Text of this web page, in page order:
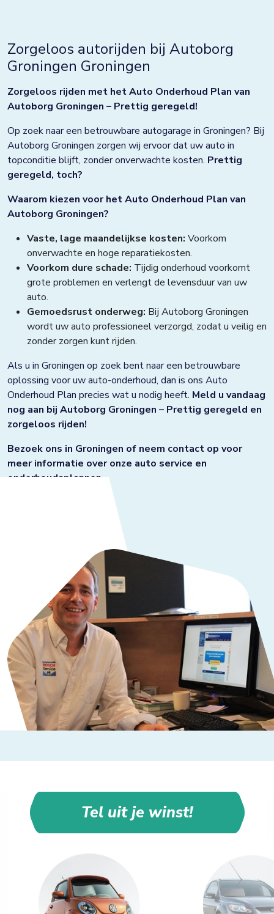
Zorgeloos autorijden bij Autoborg
Groningen Groningen
Zorgeloos rijden met het Auto Onderhoud Plan van
Autoborg Groningen – Prettig geregeld!
Op zoek naar een betrouwbare autogarage in Groningen? Bij
Autoborg Groningen zorgen wij ervoor dat uw auto in
topconditie blijft, zonder onverwachte kosten. Prettig
geregeld, toch?
Waarom kiezen voor het Auto Onderhoud Plan van
Autoborg Groningen?
Vaste, lage maandelijkse kosten: Voorkom
onverwachte en hoge reparatiekosten.
Voorkom dure schade: Tijdig onderhoud voorkomt
grote problemen en verlengt de levensduur van uw
auto.
Gemoedsrust onderweg: Bij Autoborg Groningen
wordt uw auto professioneel verzorgd, zodat u veilig en
zonder zorgen kunt rijden.
Als u in Groningen op zoek bent naar een betrouwbare
oplossing voor uw auto-onderhoud, dan is ons Auto
Onderhoud Plan precies wat u nodig heeft. Meld u vandaag
nog aan bij Autoborg Groningen – Prettig geregeld en
zorgeloos rijden!
Bezoek ons in Groningen of neem contact op voor
meer informatie over onze auto service en
onderhoudsplannen.
Tel uit je winst!